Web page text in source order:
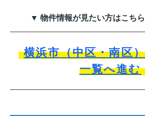
▼ 物件情報が見たい方はこち
横浜市（中区・南区
一覧へ進む